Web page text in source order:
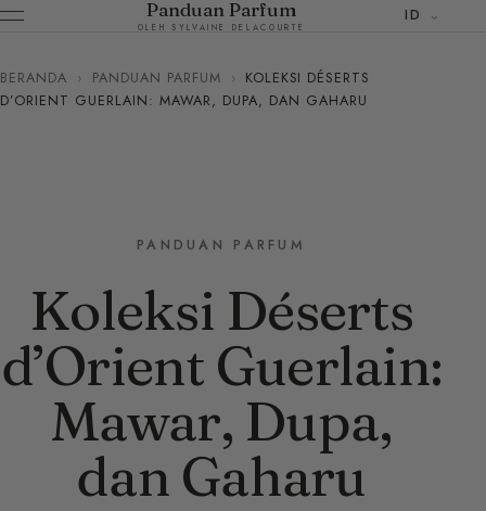
Panduan Parfum
OLEH SYLVAINE DELACOURTE
ID
BERANDA › PANDUAN PARFUM › KOLEKSI DÉSERTS
D’ORIENT GUERLAIN: MAWAR, DUPA, DAN GAHARU
PANDUAN PARFUM
Koleksi Déserts
d’Orient Guerlain:
Mawar, Dupa,
dan Gaharu